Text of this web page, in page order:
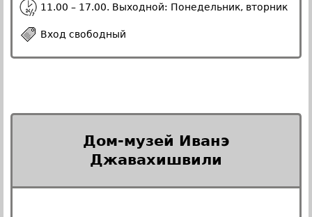
11.00 – 17.00. Выходной: Понедельник, вторник
Вход свободный
Дом-музей Иванэ
Джавахишвили